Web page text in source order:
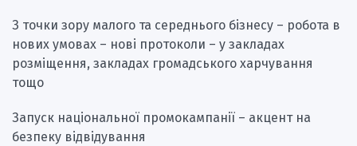
З точки зору малого та середнього бізнесу – робота в
нових умовах – нові протоколи – у закладах
розміщення, закладах громадського харчування
тощо
Запуск національної промокампанії – акцент на
безпеку відвідування